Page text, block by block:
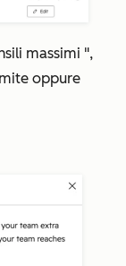
massimi ",
oppure